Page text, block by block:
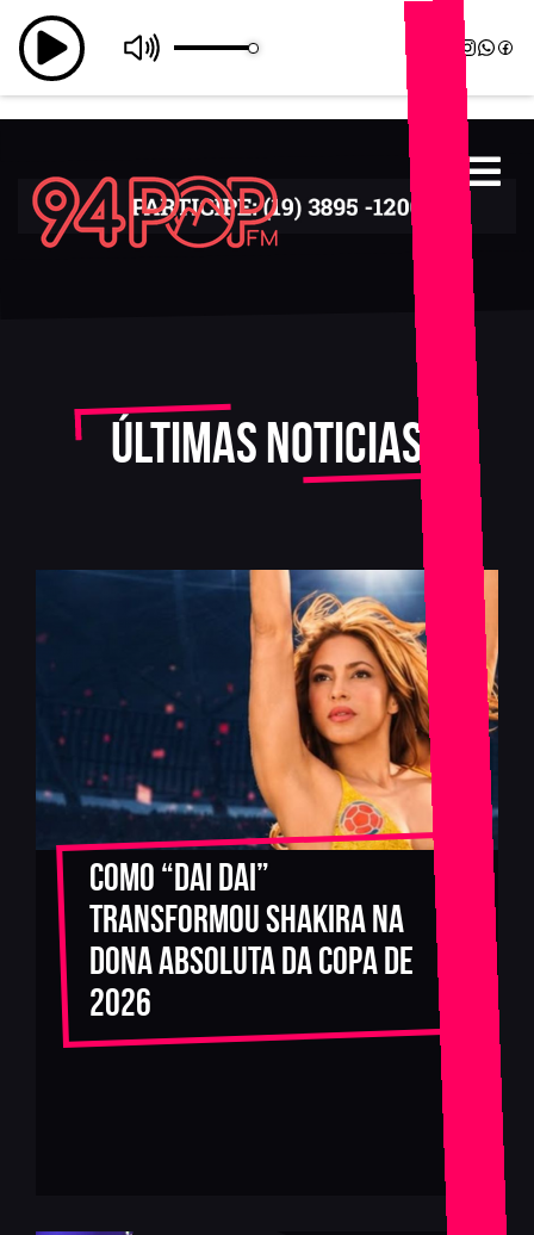
Últimas noticias
Como “Dai Dai”
transformou Shakira na
dona absoluta da Copa de
2026